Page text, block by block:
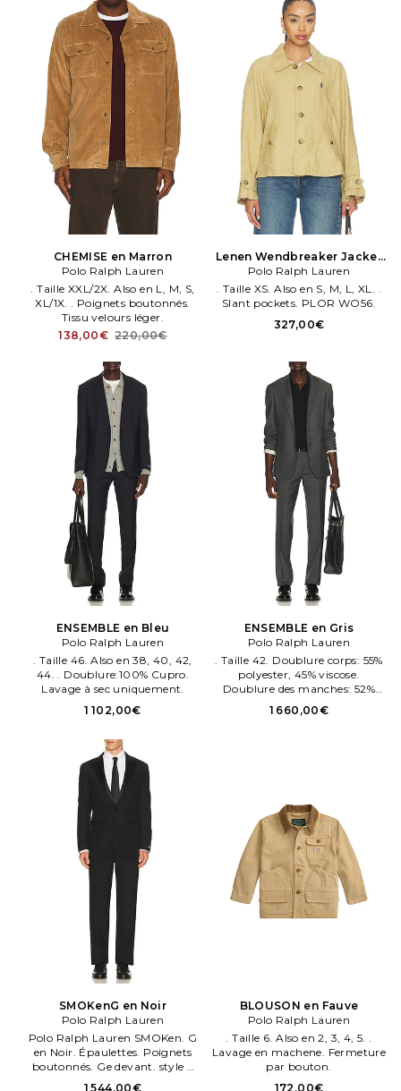
CHEMISE en Marron
Polo Ralph Lauren
. Taille XXL/2X. Also en L, M, S,
XL/1X. . Poignets boutonnés.
Tissu velours léger.
138,00€ 220,00€
Lenen Wendbreaker Jacket
en Marron
Polo Ralph Lauren
. Taille XS. Also en S, M, L, XL. .
Slant pockets. PLOR WO56.
327,00€
ENSEMBLE en Bleu
Polo Ralph Lauren
. Taille 46. Also en 38, 40, 42,
44. . Doublure:100% Cupro.
Lavage à sec uniquement.
1 102,00€
ENSEMBLE en Gris
Polo Ralph Lauren
. Taille 42. Doublure corps: 55%
polyester, 45% viscose.
Doublure des manches: 52%
viscose, 48% acétate. Also en
40. .
1 660,00€
SMOKenG en Noir
Polo Ralph Lauren
Polo Ralph Lauren SMOKen. G
en Noir. Épaulettes. Poignets
boutonnés. Ge devant. style 3
pocket.
1 544,00€
BLOUSON en Fauve
Polo Ralph Lauren
. Taille 6. Also en 2, 3, 4, 5. .
Lavage en machene. Fermeture
par bouton.
172,00€